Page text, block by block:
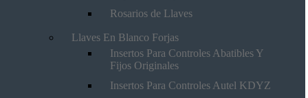
Rosarios de Llaves
Llaves En Blanco Forjas
Insertos Para Controles Abatibles Y
Fijos Originales
Insertos Para Controles Autel KDYZ